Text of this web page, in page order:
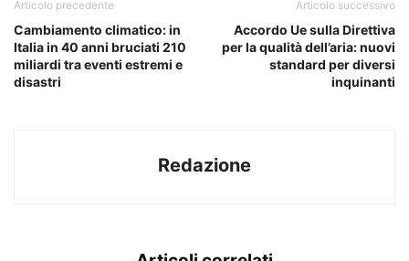
Articolo precedente
Cambiamento climatico: in
Italia in 40 anni bruciati 210
miliardi tra eventi estremi e
disastri
Articolo successivo
Accordo Ue sulla Direttiva
per la qualità dell’aria: nuovi
standard per diversi
inquinanti
Redazione